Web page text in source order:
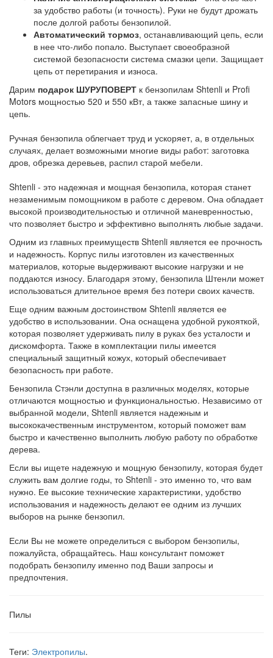
за удобство работы (и точность). Руки не будут дрожать
после долгой работы бензопилой.
Автоматический тормоз, останавливающий цепь, если
в нее что-либо попало. Выступает своеобразной
системой безопасности система смазки цепи. Защищает
цепь от перетирания и износа.
Дарим подарок ШУРУПОВЕРТ к бензопилам Shtenli и Profi
Motors мощностью 520 и 550 кВт, а также запасные шину и
цепь.
Ручная бензопила облегчает труд и ускоряет, а, в отдельных
случаях, делает возможными многие виды работ: заготовка
дров, обрезка деревьев, распил старой мебели.
Shtenli - это надежная и мощная бензопила, которая станет
незаменимым помощником в работе с деревом. Она обладает
высокой производительностью и отличной маневренностью,
что позволяет быстро и эффективно выполнять любые задачи.
Одним из главных преимуществ Shtenli является ее прочность
и надежность. Корпус пилы изготовлен из качественных
материалов, которые выдерживают высокие нагрузки и не
поддаются износу. Благодаря этому, бензопила Штенли может
использоваться длительное время без потери своих качеств.
Еще одним важным достоинством Shtenli является ее
удобство в использовании. Она оснащена удобной рукояткой,
которая позволяет удерживать пилу в руках без усталости и
дискомфорта. Также в комплектации пилы имеется
специальный защитный кожух, который обеспечивает
безопасность при работе.
Бензопила Стэнли доступна в различных моделях, которые
отличаются мощностью и функциональностью. Независимо от
выбранной модели, Shtenli является надежным и
высококачественным инструментом, который поможет вам
быстро и качественно выполнить любую работу по обработке
дерева.
Если вы ищете надежную и мощную бензопилу, которая будет
служить вам долгие годы, то Shtenli - это именно то, что вам
нужно. Ее высокие технические характеристики, удобство
использования и надежность делают ее одним из лучших
выборов на рынке бензопил.
Если Вы не можете определиться с выбором бензопилы,
пожалуйста, обращайтесь. Наш консультант поможет
подобрать бензопилу именно под Ваши запросы и
предпочтения.
Пилы
Теги: Электропилы.